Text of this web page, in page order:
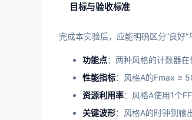
目标与验收标准
完成本实验后，应能明确区分“良好
功能点：两种风格的计数器
性能指标：风格A的Fmax ≥
资源利用率：风格A使用1个
关键波形：风格A的时钟到输